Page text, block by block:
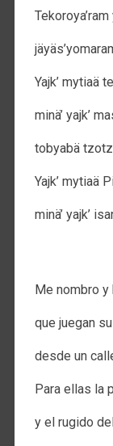
Yajk’ mytiaä
minä’ yajk’
tobyabä
Yajk’ mytiaä
minä’ yajk’
Me nombro
que juegan
desde un
Para ellas la
y el rugido